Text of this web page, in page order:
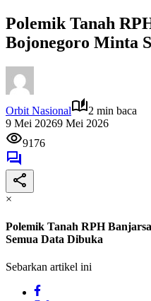
Polemik Tanah
Bojonegoro Minta
Orbit Nasional
2 min baca
9 Mei 20269 Mei 2026
9176
×
Polemik Tanah RPH
Semua Data Dibuka
Sebarkan artikel ini